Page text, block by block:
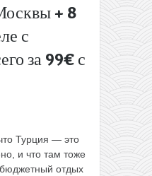
+ 8
с
за 99€ с
Турция — это
и что там тоже
отдых